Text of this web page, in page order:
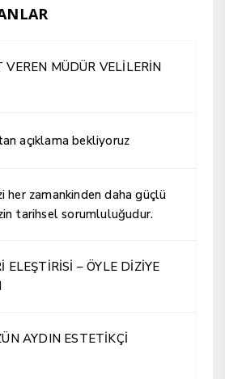
MÜDÜR VELİLERİN
açıklama bekliyoruz
her zamankinden daha güçlü
tarihsel sorumluluğudur.
ELEŞTİRİSİ – ÖYLE DİZİYE